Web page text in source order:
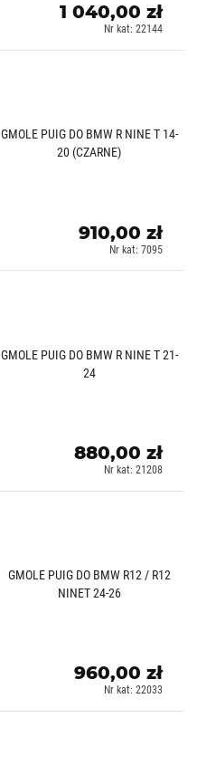
1 040,00 zł
Nr kat: 22144
GMOLE PUIG DO BMW R NINE T 14-
20 (CZARNE)
910,00 zł
Nr kat: 7095
GMOLE PUIG DO BMW R NINE T 21-
24
880,00 zł
Nr kat: 21208
GMOLE PUIG DO BMW R12 / R12
NINET 24-26
960,00 zł
Nr kat: 22033